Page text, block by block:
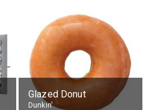
Glazed Donut
Dunkin'